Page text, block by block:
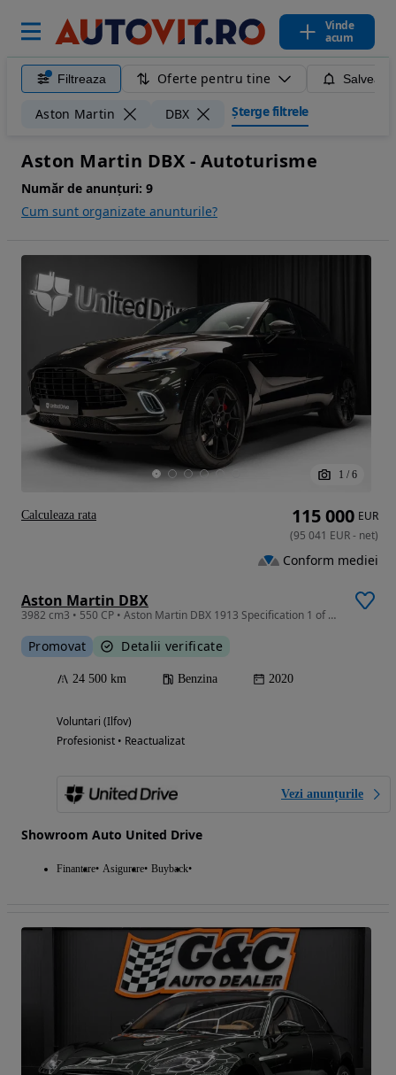
Vinde
acum
Filtreaza Oferte pentru tine
Aston Martin DBX Șterge filtrele
Aston Martin DBX - Autoturisme
Număr de anunțuri: 9
Cum sunt organizate anunturile?
1 / 6
Aston Martin DBX
3982 cm3 • 550 CP • Aston Martin DBX 1913 Specification 1 of 500
Promovat Detalii verificate
24 500 km Benzina 2020
Voluntari (Ilfov)
Profesionist • Reactualizat
Vezi anunțurile
Showroom Auto United Drive
Finantare Asigurare Buyback
115 000 EUR
(95 041 EUR- net)
Conform mediei
Calculeaza rata